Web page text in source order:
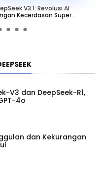
V3.1: Revolusi AI
Kecerdasan Super
V3 dan DeepSeek-R1,
4o
dan Kekurangan